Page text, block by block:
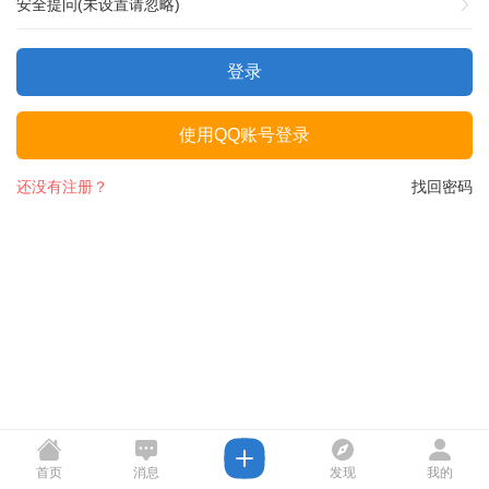
安全提问(未设置请忽略)
登录
使用QQ账号登录
找回密码
还没有注册？
首页 消息 发现 我的